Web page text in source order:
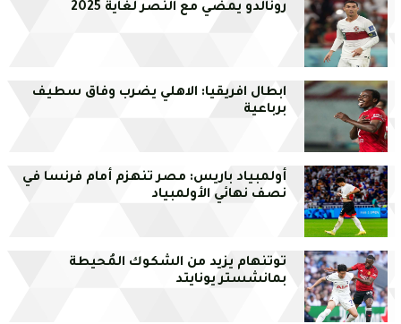
رونالدو يمضي مع النصر لغاية 2025
ابطال افريقيا: الاهلي يضرب وفاق سطيف
برباعية
أولمبياد باريس: مصر تنهزم أمام فرنسا في
نصف نهائي الأولمبياد
توتنهام يزيد من الشكوك المُحيطة
بمانشستر يونايتد